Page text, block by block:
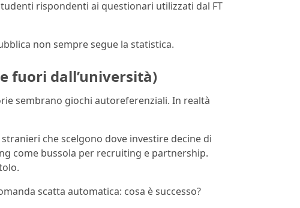
rispondenti ai questionari utilizzati dal FT
non sempre segue la statistica.
fuori dall’università)
sembrano giochi autoreferenziali. In realtà
che scelgono dove investire decine di
come bussola per recruiting e partnership.
scatta automatica: cosa è successo?